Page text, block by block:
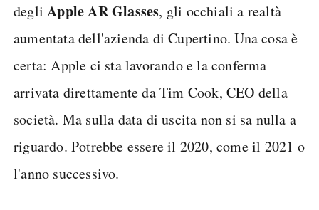
degliApple AR Glasses, gli occhiali a realtà
aumentata dell'azienda di Cupertino. Una cosa è
certa: Apple ci sta lavorando e la conferma
arrivata direttamente da Tim Cook, CEO della
società. Ma sulla data di uscita non si sa nulla a
riguardo. Potrebbe essere il 2020, come il 2021 o
l'anno successivo.